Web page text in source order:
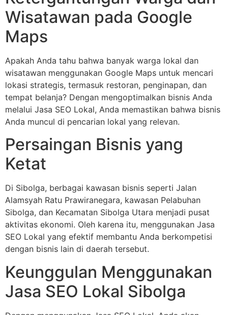
Wisatawan pada Google
Maps
Apakah Anda tahu bahwa banyak warga lokal dan
wisatawan menggunakan Google Maps untuk mencari
lokasi strategis, termasuk restoran, penginapan, dan
tempat belanja? Dengan mengoptimalkan bisnis Anda
melalui Jasa SEO Lokal, Anda memastikan bahwa bisnis
Anda muncul di pencarian lokal yang relevan.
Persaingan Bisnis yang
Ketat
Di Sibolga, berbagai kawasan bisnis seperti Jalan
Alamsyah Ratu Prawiranegara, kawasan Pelabuhan
Sibolga, dan Kecamatan Sibolga Utara menjadi pusat
aktivitas ekonomi. Oleh karena itu, menggunakan Jasa
SEO Lokal yang efektif membantu Anda berkompetisi
dengan bisnis lain di daerah tersebut.
Keunggulan Menggunakan
Jasa SEO Lokal Sibolga